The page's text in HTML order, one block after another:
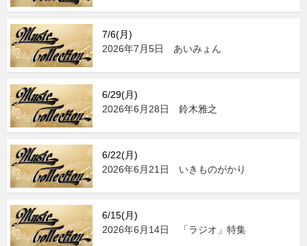
7/6(月)
2026年7月5日 あいみょん
6/29(月)
2026年6月28日 鈴木雅之
6/22(月)
2026年6月21日 いきものがかり
6/15(月)
2026年6月14日 「ラジオ」特集